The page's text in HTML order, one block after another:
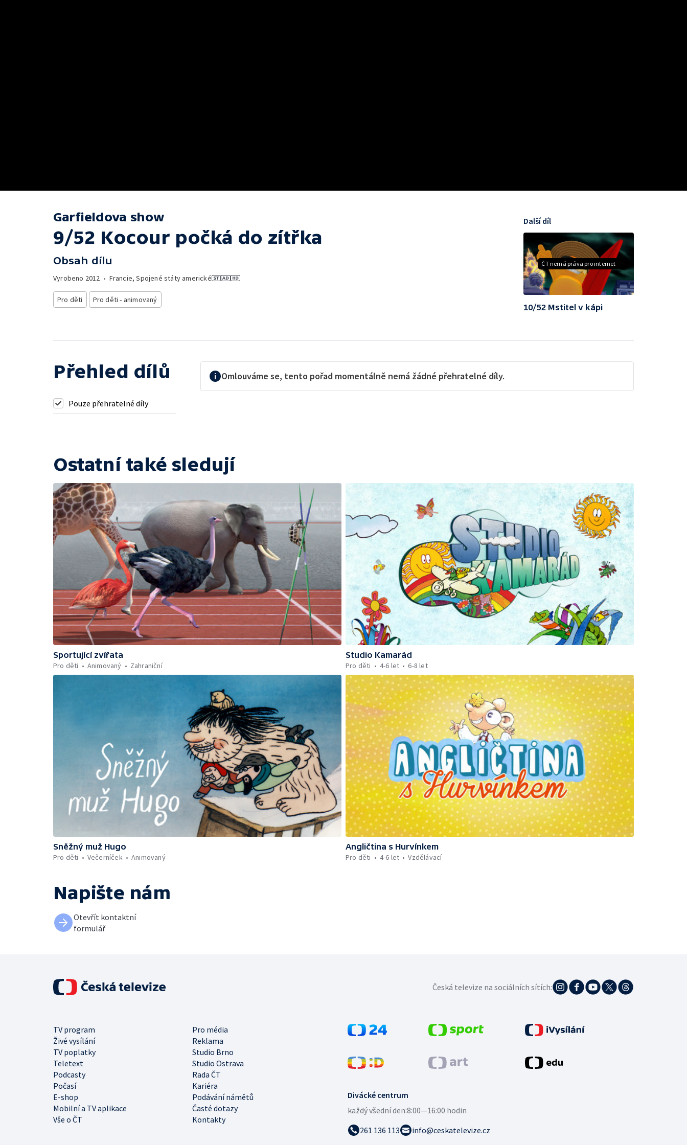
Garfieldova show
9/52 Kocour počká do zítřka
Obsah dílu
Vyrobeno 2012 • Francie, Spojené státy americké
Pro děti Pro děti - animovaný
ČT nemá práva pro internet
Další díl
10/52 Mstitel v kápi
Přehled dílů
Pouze přehratelné díly
Omlouváme se, tento pořad momentálně nemá žádné přehratelné díly.
Ostatní také sledují
Sportující zvířata
Pro děti
Animovaný Zahraniční
Studio Kamarád
Pro děti
4-6 let 6-8 let
Sněžný muž Hugo
Pro děti
Večerníček Animovaný
Angličtina s Hurvínkem
Pro děti
4-6 let Vzdělávací
Napište nám
Otevřít kontaktní
formulář
Divácké centrum
každý všední den:8:00—16:00 hodin
261 136 113
info@ceskatelevize.cz
TV program
Pro média
Živé vysílání
Reklama
TV poplatky
Studio Brno
Teletext
Studio Ostrava
Podcasty
Rada ČT
Počasí
Kariéra
E-shop
Podávání námětů
Mobilní a TV aplikace
Časté dotazy
Vše o ČT
Kontakty
Česká televize na sociálních sítích: